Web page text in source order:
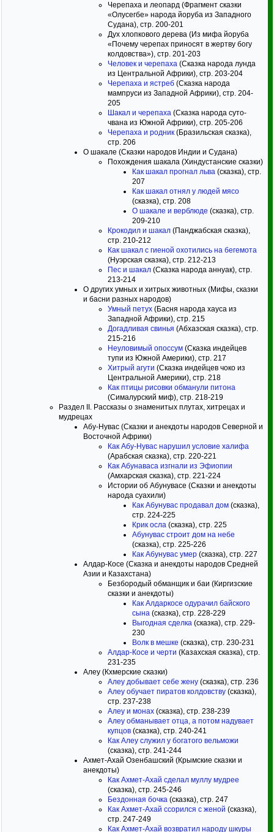
Черепаха и леопард (Фрагмент сказки
«Олусегбе» народа йоруба из Западного
Судана), стр. 200-201
Дух хлопкового дерева (Из мифа йоруба
«Почему черепах приносят в жертву богу
колдовства»), стр. 201-203
Человек и черепаха (Сказка народа лунда
из Центральной Африки), стр. 203-204
Черепаха и ястреб (Сказка народа
мампруси из Западной Африки), стр. 204-
205
Шакал и черепаха (Сказка народа суто-
чвана из Южной Африки), стр. 205-206
Черепаха и родник (Бразильская сказка),
стр. 206
О шакале (Сказки народов Индии и Судана)
Похождения шакала (Хиндустанские сказки)
Как шакал прогнал льва (сказка), стр.
207
Как шакал отнял у людей мясо
(сказка), стр. 208
О шакале и верблюде (сказка), стр.
209-210
Крокодил и шакал (Панджабская сказка),
стр. 210-212
Как шакал с гиеной охотились на бегемота
(Нуэрская сказка), стр. 212-213
Пес и шакал (Сказка народа аннуак), стр.
213-214
О других умных и хитрых животных (Мифы, сказки
и басни разных народов)
Умный петух (Басня народа хауса из
Западной Африки), стр. 215
Догадливая свинья (Абхазская сказка), стр.
215-216
Неуловимый опоссум (Сказка индейцев
тупи из Южной Америки), стр. 217
Хитрый агути (Сказка индейцев чоко из
Центральной Америки), стр. 218
Как птицы рисовки обманули питона
(Сималурский миф), стр. 218-219
Раздел II. Рассказы о знаменитых плутах, хитрецах и
мудрецах
Абу-Нувас (Сказки и анекдоты народов Северной и
Восточной Африки)
Как Абу-Нувас нарушил условие халифа
(Арабская сказка), стр. 220-221
Как Абунаваса изгнали из Эфиопии
(Амхарская сказка), стр. 221-224
Истории об Абунувасе (Сказки и анекдоты
народа суахили)
Как Абунувас продавал дом (сказка),
стр. 224-225
Крик осла (сказка), стр. 225
Абунувас строит дом на небе
(сказка), стр. 225-226
Как Абунувас умер (сказка), стр. 227
Алдар-Косе (Сказка и анекдоты народов Средней
Азии и Казахстана)
Безбородый обманщик и баи (Киргизские
сказки и анекдоты)
Как Алдаркосе одурачил байского
сына (сказка), стр. 228-229
Выгодная сделка (сказка), стр. 229-
230
Волк в мешке (сказка), стр. 230-231
Алдар-Косе и черти (Казахская сказка), стр.
231-235
Алеу (Кхмерские сказки)
Алеу добывает себе жену (сказка), стр. 236
Алеу обучает пиратов колдовству (сказка),
стр. 237-238
Алеу и монах (сказка), стр. 238-239
Алеу обманывает отца, а потом надувает
купцов (сказка), стр. 240-241
Как Алеу служил у богатого вельможи
(сказка), стр. 241-244
Ахмет-Ахай Озенбашский (Крымские сказки и
анекдоты)
Как Ахмет-Ахай сделал муллу мудрее
(сказка), стр. 245-246
Бездонная бочка (сказка), стр. 247
Как Ахмет-Ахай ссорился с женой (сказка),
стр. 247-249
Как Ахмет-Ахай возвратил народу шкуры